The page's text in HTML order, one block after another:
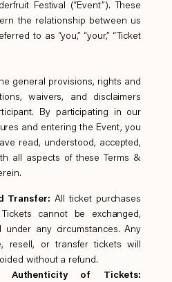
AppleFestival (“Event”). These
the relationship between us
to as “you,” “your,” “Ticket
general provisions, rights and
waivers, and disclaimers
By participating in our
and entering the Event, you
read, understood, accepted,
all aspects of these Terms &
Transfer: All ticket purchases
cannot be exchanged,
under any circumstances. Any
resell, or transfer tickets will
without a refund.
Authenticity of Tickets: